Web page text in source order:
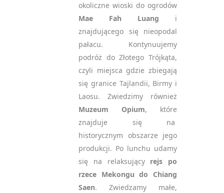
okoliczne wioski do ogrodów
Mae Fah Luang i
znajdującego się nieopodal
pałacu. Kontynuujemy
podróż do Złotego Trójkąta,
czyli miejsca gdzie zbiegają
się granice Tajlandii, Birmy i
Laosu. Zwiedzimy również
Muzeum Opium, które
znajduje się na
historycznym obszarze jego
produkcji. Po lunchu udamy
się na relaksujący rejs po
rzece Mekongu do Chiang
Saen. Zwiedzamy małe,